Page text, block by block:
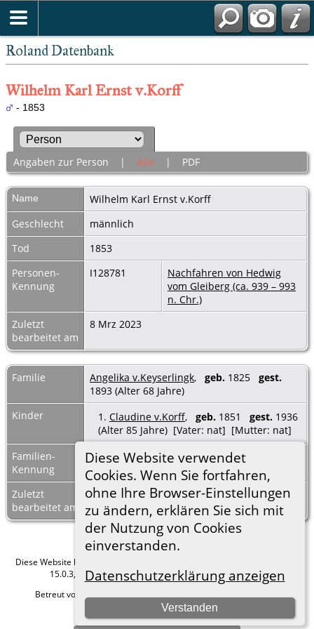
Roland Datenbank
Diese Website verwendet
Cookies. Wenn Sie fortfahren,
ohne Ihre Browser-Einstellungen
zu ändern, erklären Sie sich mit
der Nutzung von Cookies
einverstanden.
Datenschutzerklärung anzeigen
Verstanden
Wilhelm Karl Ernst v.Korff
- 1853
Angaben zur Person | Alle | PDF
Name Wilhelm Karl Ernst v.Korff
Geschlecht
männlich
Tod
1853
Personen-
Kennung
I128781
Nachfahren von Hedwig
vom Gleiberg (ca. 939 – 993
n. Chr.)
Zuletzt
bearbeitet am
8 Mrz 2023
Familie Angelika v.Keyserlingk, geb. 1825 gest.
1893 (Alter 68 Jahre)
Kinder
1. Claudine v.Korff, geb. 1851 gest. 1936
(Alter 85 Jahre) [Vater: nat] [Mutter: nat]
Familien-
Kennung
F20116 Familienblatt|
Familientafel
Zuletzt
bearbeitet am
8 Mrz 2023
Diese Website läuft mit
15.0.3, programmiert von Darrin Lythgoe © 2001-2026.
Betreut von
Hier geht es zum Impressum